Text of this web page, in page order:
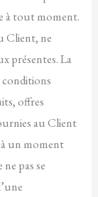
à tout moment.
Client, ne
présentes. La
conditions
offres
au Client
un moment
pas se